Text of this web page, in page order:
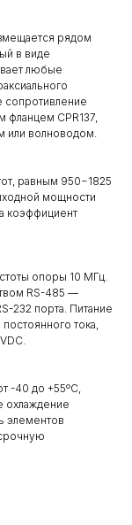
рядом
в виде
любые
сопротивление
фланцем CPR137,
или волноводом.
равным 950−1825
мощности
коэффициент
опоры 10 МГц.
RS-485 —
232 порта. Питание
тока,
-40 до +55ºC,
охлаждение
элементов